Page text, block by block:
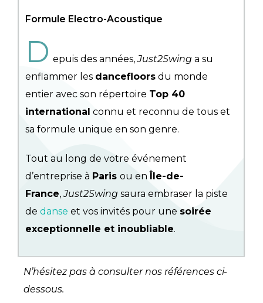
Formule Electro-Acoustique
D epuis des années,Just2Swing a su
enflammer les dancefloors du monde
entier avec son répertoire Top 40
international connu et reconnu de tous et
sa formule unique en son genre.
Tout au long de votre événement
d’entreprise à Paris ou enÎle-de-
France,Just2Swing saura embraser la piste
de danse et vos invités pour une soirée
exceptionnelle et inoubliable.
N’hésitez pas à consulter nos références ci-
dessous.